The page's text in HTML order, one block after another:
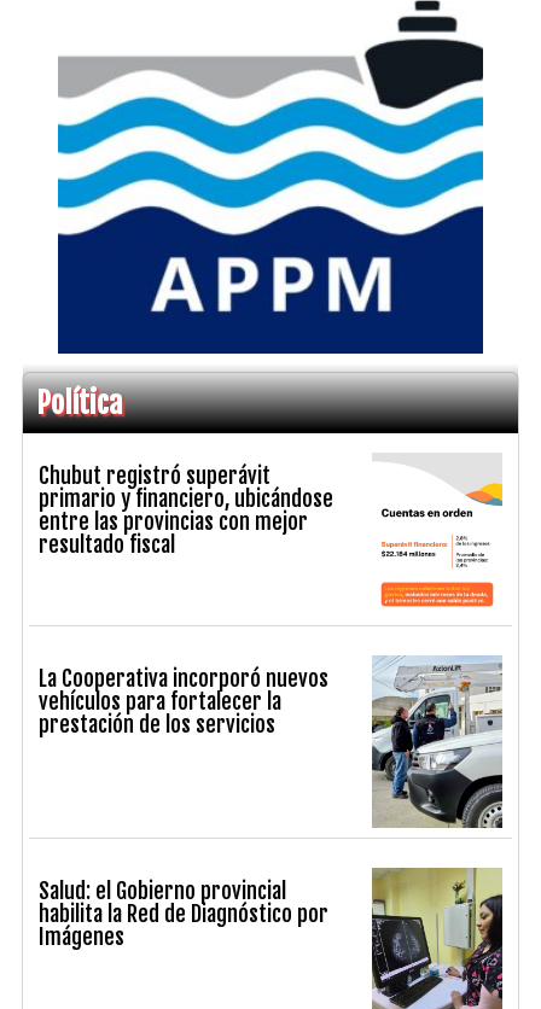
Política
Chubut registró superávit
primario y financiero, ubicándose
entre las provincias con mejor
resultado fiscal
La Cooperativa incorporó nuevos
vehículos para fortalecer la
prestación de los servicios
Salud: el Gobierno provincial
habilita la Red de Diagnóstico por
Imágenes